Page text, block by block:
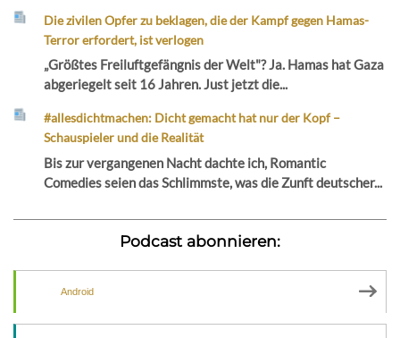
Die zivilen Opfer zu beklagen, die der Kampf gegen Hamas-
Terror erfordert, ist verlogen
„Größtes Freiluftgefängnis der Welt"? Ja. Hamas hat Gaza
abgeriegelt seit 16 Jahren. Just jetzt die...
#allesdichtmachen: Dicht gemacht hat nur der Kopf –
Schauspieler und die Realität
Bis zur vergangenen Nacht dachte ich, Romantic
Comedies seien das Schlimmste, was die Zunft deutscher...
Podcast abonnieren:
Android